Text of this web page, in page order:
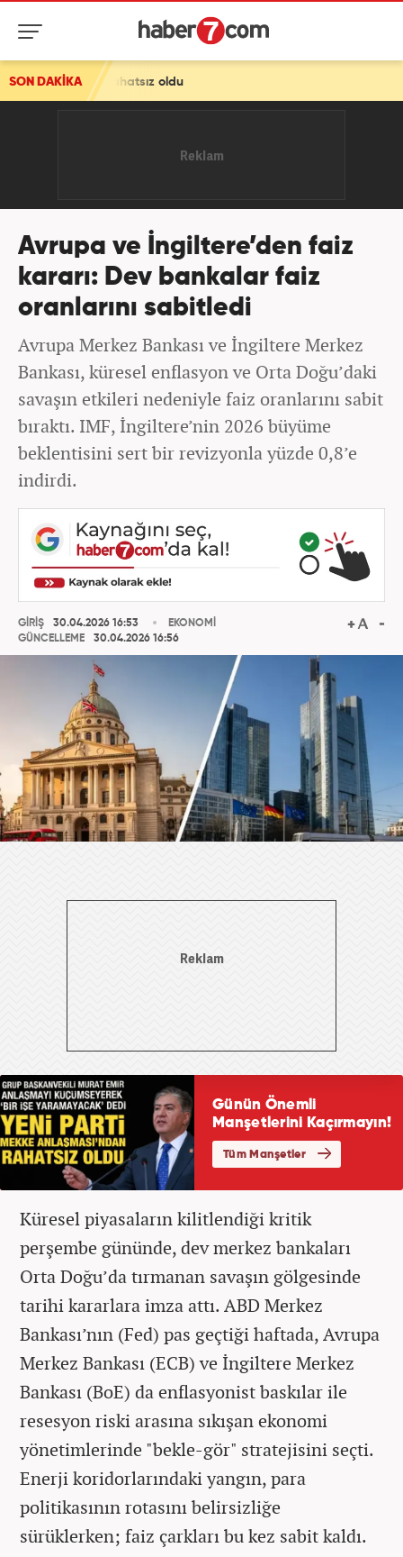
SON DAKİKA
rahatsız oldu
Avrupa ve İngiltere’den faiz
kararı: Dev bankalar faiz
oranlarını sabitledi
Avrupa Merkez Bankası ve İngiltere Merkez
Bankası, küresel enflasyon ve Orta Doğu’daki
savaşın etkileri nedeniyle faiz oranlarını sabit
bıraktı. IMF, İngiltere’nin 2026 büyüme
beklentisini sert bir revizyonla yüzde 0,8’e
indirdi.
GİRİŞ
30.04.2026 16:53
GÜNCELLEME
30.04.2026 16:56
EKONOMİ
Küresel piyasaların kilitlendiği kritik
perşembe gününde, dev merkez bankaları
Orta Doğu’da tırmanan savaşın gölgesinde
tarihi kararlara imza attı. ABD Merkez
Bankası’nın (Fed) pas geçtiği haftada, Avrupa
Merkez Bankası (ECB) ve İngiltere Merkez
Bankası (BoE) da enflasyonist baskılar ile
resesyon riski arasına sıkışan ekonomi
yönetimlerinde "bekle-gör" stratejisini seçti.
Enerji koridorlarındaki yangın, para
politikasının rotasını belirsizliğe
sürüklerken; faiz çarkları bu kez sabit kaldı.